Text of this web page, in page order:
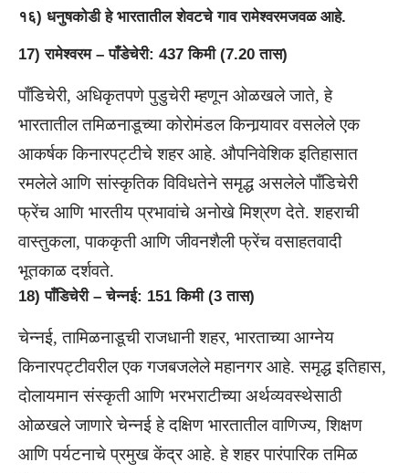
१६) धनुषकोडी हे भारतातील शेवटचे गाव रामेश्वरमजवळ आहे.
17) रामेश्वरम – पाँडेचेरी: 437 किमी (7.20 तास)
पाँडिचेरी, अधिकृतपणे पुडुचेरी म्हणून ओळखले जाते, हे
भारतातील तमिळनाडूच्या कोरोमंडल किनार्‍यावर वसलेले एक
आकर्षक किनारपट्टीचे शहर आहे. औपनिवेशिक इतिहासात
रमलेले आणि सांस्कृतिक विविधतेने समृद्ध असलेले पाँडिचेरी
फ्रेंच आणि भारतीय प्रभावांचे अनोखे मिश्रण देते. शहराची
वास्तुकला, पाककृती आणि जीवनशैली फ्रेंच वसाहतवादी
भूतकाळ दर्शवते.
18) पाँडिचेरी – चेन्नई: 151 किमी (3 तास)
चेन्नई, तामिळनाडूची राजधानी शहर, भारताच्या आग्नेय
किनारपट्टीवरील एक गजबजलेले महानगर आहे. समृद्ध इतिहास,
दोलायमान संस्कृती आणि भरभराटीच्या अर्थव्यवस्थेसाठी
ओळखले जाणारे चेन्नई हे दक्षिण भारतातील वाणिज्य, शिक्षण
आणि पर्यटनाचे प्रमुख केंद्र आहे. हे शहर पारंपारिक तमिळ